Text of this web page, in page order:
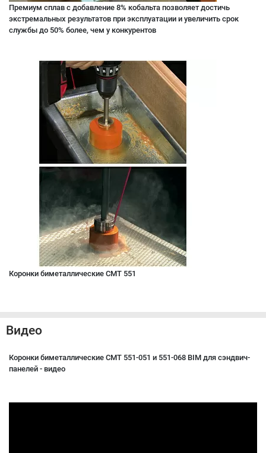
Премиум сплав с добавление 8% кобальта позволяет достичь
экстремальных результатов при эксплуатации и увеличить срок
службы до 50% более, чем у конкурентов
Коронки биметаллические CMT 551
Видео
Коронки биметаллические CMT 551-051 и 551-068 BIM для сэндвич-
панелей - видео